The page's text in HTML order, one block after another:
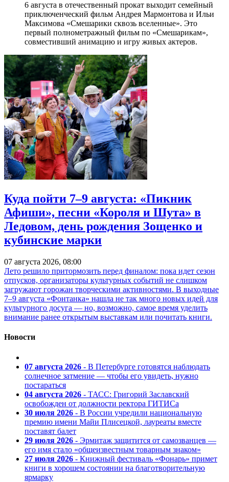
6 августа в отечественный прокат выходит семейный
приключенческий фильм Андрея Мармонтова и Ильи
Максимова «Смешарики сквозь вселенные». Это
первый полнометражный фильм по «Смешарикам»,
совместивший анимацию и игру живых актеров.
Куда пойти 7–9 августа: «Пикник
Афиши», песни «Короля и Шута» в
Ледовом, день рождения Зощенко и
кубинские марки
07 августа 2026, 08:00
Лето решило притормозить перед финалом: пока идет сезон
отпусков, организаторы культурных событий не слишком
загружают горожан творческими активностями. В выходные
7–9 августа «Фонтанка» нашла не так много новых идей для
культурного досуга — но, возможно, самое время уделить
внимание ранее открытым выставкам или почитать книги.
Новости
07 августа 2026 - В Петербурге готовятся наблюдать
солнечное затмение — чтобы его увидеть, нужно
постараться
04 августа 2026 - ТАСС: Григорий Заславский
освобожден от должности ректора ГИТИСа
30 июля 2026 - В России учредили национальную
премию имени Майи Плисецкой, лауреаты вместе
поставят балет
29 июля 2026 - Эрмитаж защитится от самозванцев —
его имя стало «общеизвестным товарным знаком»
27 июля 2026 - Книжный фестиваль «Фонарь» примет
книги в хорошем состоянии на благотворительную
ярмарку